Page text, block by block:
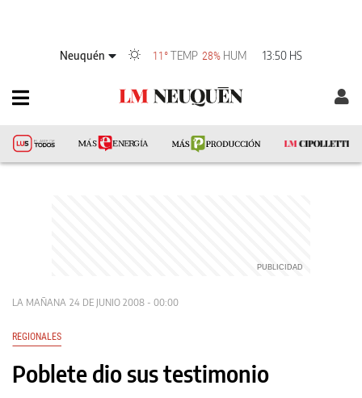
Neuquén 11°TEMP 28% HUM 13:50 HS
LA MAÑANA 24 DE JUNIO 2008 - 00:00
REGIONALES
Poblete dio sus testimonio